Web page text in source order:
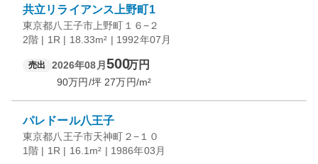
共立リライアンス上野町1
東京都八王子市上野町１６−２
2階 | 1R | 18.33m² | 1992年07月
売出 2026年08月 500万円
90万円/坪 27万円/m²
パレドール八王子
東京都八王子市天神町２−１０
1階 | 1R | 16.1m² | 1986年03月